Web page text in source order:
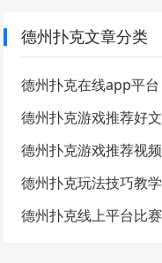
德州扑克文章分类
德州扑克在线app平台
德州扑克游戏推荐好文
德州扑克游戏推荐视频
德州扑克玩法技巧教学
德州扑克线上平台比赛